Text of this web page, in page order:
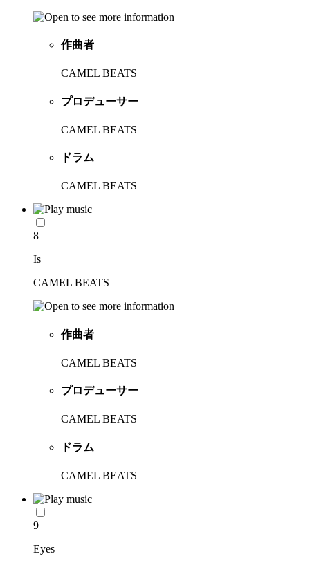
作曲者
CAMEL BEATS
プロデューサー
CAMEL BEATS
ドラム
CAMEL BEATS
8
Is
CAMEL BEATS
作曲者
CAMEL BEATS
プロデューサー
CAMEL BEATS
ドラム
CAMEL BEATS
9
Eyes